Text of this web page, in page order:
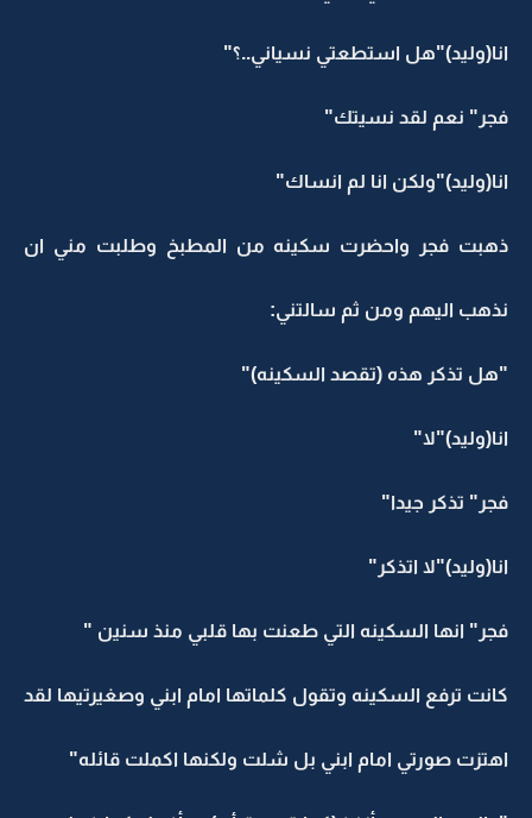
انا(وليد)"هل استطعتي نسياني..؟"
فجر" نعم لقد نسيتك"
انا(وليد)"ولكن انا لم انساك"
ذهبت فجر واحضرت سكينه من المطبخ وطلبت مني ان
نذهب اليهم ومن ثم سالتني:
"هل تذكر هذه (تقصد السكينه)"
انا(وليد)"لا"
فجر" تذكر جيدا"
انا(وليد)"لا اتذكر"
فجر" انها السكينه التي طعنت بها قلبي منذ سنين "
كانت ترفع السكينه وتقول كلماتها امام ابني وصغيرتيها لقد
اهتزت صورتي امام ابني بل شلت ولكنها اكملت قائله"